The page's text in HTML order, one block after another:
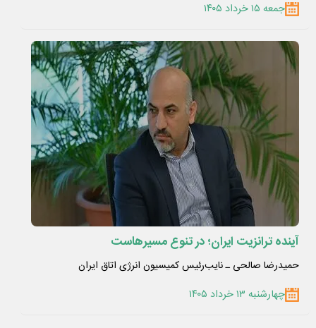
جمعه ۱۵ خرداد ۱۴۰۵
آینده ترانزیت ایران؛ در تنوع مسیرهاست
حمیدرضا صالحی ـ نایب‌رئیس کمیسیون انرژی اتاق ایران
چهارشنبه ۱۳ خرداد ۱۴۰۵